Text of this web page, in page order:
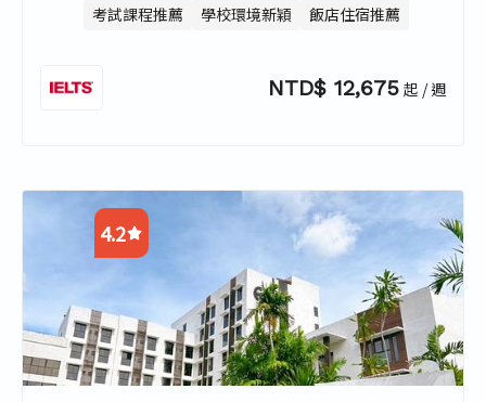
考試課程推薦 學校環境新穎 飯店住宿推薦
NTD$ 12,675 起 / 週
4.2
4.4
4.2
3.6
4.3